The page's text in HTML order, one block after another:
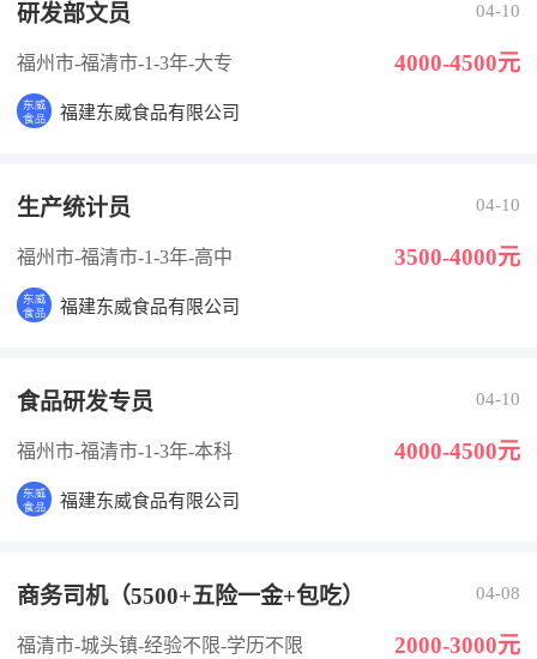
研发部文员 04-10
福州市-福清市-1-3年-大专 4000-4500元
福建东威食品有限公司
生产统计员 04-10
福州市-福清市-1-3年-高中 3500-4000元
福建东威食品有限公司
食品研发专员 04-10
福州市-福清市-1-3年-本科 4000-4500元
福建东威食品有限公司
商务司机（5500+五险一金+包吃） 04-08
福清市-城头镇-经验不限-学历不限 2000-3000元